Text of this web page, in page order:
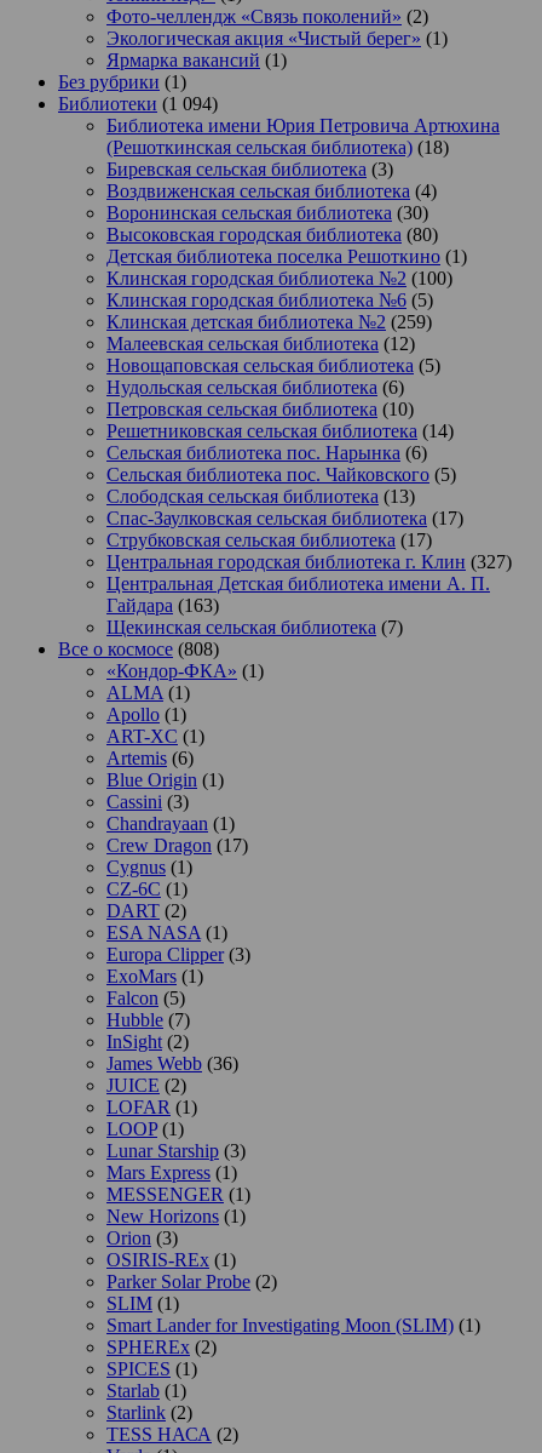
Фото-челлендж «Связь поколений» (2)
Экологическая акция «Чистый берег» (1)
Ярмарка вакансий (1)
Без рубрики (1)
Библиотеки (1 094)
Библиотека имени Юрия Петровича Артюхина
(Решоткинская сельская библиотека) (18)
Биревская сельская библиотека (3)
Воздвиженская сельская библиотека (4)
Воронинская сельская библиотека (30)
Высоковская городская библиотека (80)
Детская библиотека поселка Решоткино (1)
Клинская городская библиотека №2 (100)
Клинская городская библиотека №6 (5)
Клинская детская библиотека №2 (259)
Малеевская сельская библиотека (12)
Новощаповская сельская библиотека (5)
Нудольская сельская библиотека (6)
Петровская сельская библиотека (10)
Решетниковская сельская библиотека (14)
Сельская библиотека пос. Нарынка (6)
Сельская библиотека пос. Чайковского (5)
Слободская сельская библиотека (13)
Спас-Заулковская сельская библиотека (17)
Струбковская сельская библиотека (17)
Центральная городская библиотека г. Клин (327)
Центральная Детская библиотека имени А. П.
Гайдара (163)
Щекинская сельская библиотека (7)
Все о космосе (808)
«Кондор-ФКА» (1)
ALMA (1)
Apollo (1)
ART-XC (1)
Artemis (6)
Blue Origin (1)
Cassini (3)
Chandrayaan (1)
Crew Dragon (17)
Cygnus (1)
CZ-6C (1)
DART (2)
ESA NASA (1)
Europa Clipper(3)
ExoMars (1)
Falcon (5)
Hubble (7)
InSight (2)
James Webb (36)
JUICE (2)
LOFAR (1)
LOOP(1)
Lunar Starship (3)
Mars Express (1)
MESSENGER (1)
New Horizons (1)
Orion (3)
OSIRIS-REx (1)
Parker Solar Probe (2)
SLIM (1)
Smart Lander for Investigating Moon (SLIM) (1)
SPHEREx (2)
SPICES (1)
Starlab (1)
Starlink (2)
TESS НАСА (2)